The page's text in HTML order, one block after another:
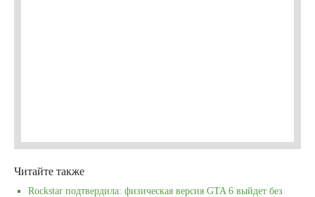
Читайте также
Rockstar подтвердила: физическая версия GTA 6 выйдет без